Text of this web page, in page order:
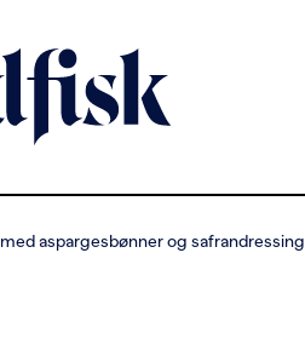
aspargesbønner og safrandressing